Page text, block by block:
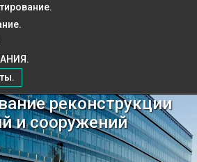
реконструкции
и сооружений